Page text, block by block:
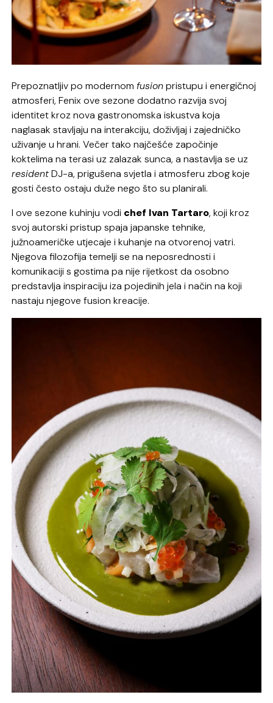
Prepoznatljiv po modernom fusionpristupu i energičnoj
atmosferi, Fenix ove sezone dodatno razvija svoj
identitet kroz nova gastronomska iskustva koja
naglasak stavljaju na interakciju, doživljaj i zajedničko
uživanje u hrani. Večer tako najčešće započinje
koktelima na terasi uz zalazak sunca, a nastavlja se uz
residentDJ-a, prigušena svjetla i atmosferu zbog koje
gosti često ostaju duže nego što su planirali.
I ove sezone kuhinju vodi chef Ivan Tartaro, koji kroz
svoj autorski pristup spaja japanske tehnike,
južnoameričke utjecaje i kuhanje na otvorenoj vatri.
Njegova filozofija temelji se na neposrednosti i
komunikaciji s gostima pa nije rijetkost da osobno
predstavlja inspiraciju iza pojedinih jela i način na koji
nastaju njegove fusion kreacije.